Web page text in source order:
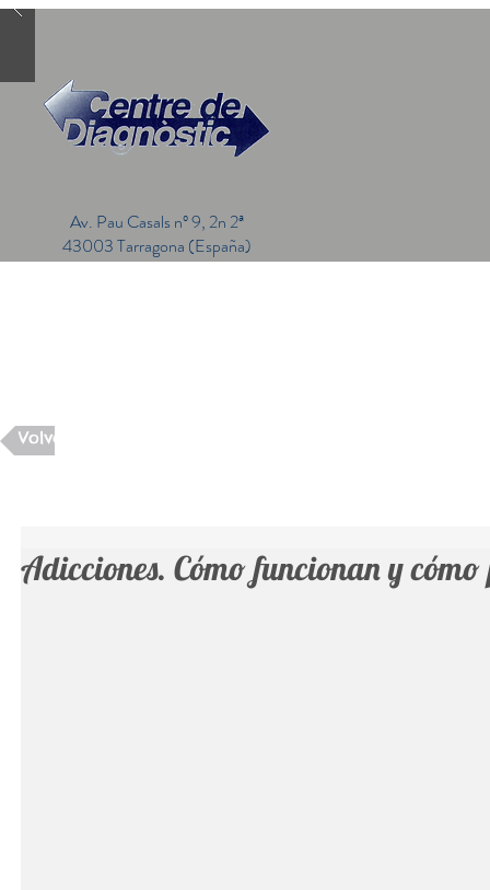
Av. Pau Casals nº 9, 2n 2ª
43003 Tarragona (España)
Volver a página principal del blog
Adicciones. Cómo funcionan y